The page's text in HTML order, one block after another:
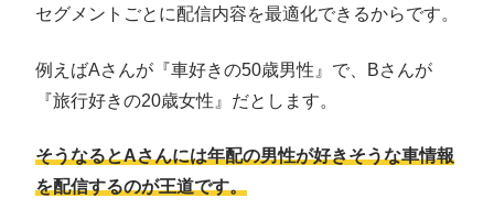
セグメントごとに配信内容を最適化できるからです。
例えばAさんが『車好きの50歳男性』で、Bさんが
『旅行好きの20歳女性』だとします。
そうなるとAさんには年配の男性が好きそうな車情報
を配信するのが王道です。